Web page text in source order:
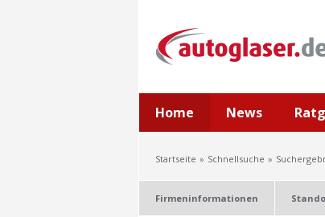
Home News
Startseite Schnellsuche
Firmeninformationen